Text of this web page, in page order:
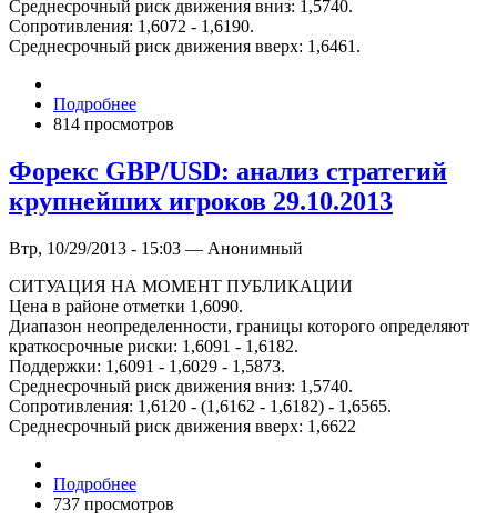
Среднесрочный риск движения вниз: 1,5740.
Сопротивления: 1,6072 - 1,6190.
Среднесрочный риск движения вверх: 1,6461.
Подробнее
814 просмотров
Форекс GBP/USD: анализ стратегий
крупнейших игроков 29.10.2013
Втр, 10/29/2013 - 15:03 — Анонимный
СИТУАЦИЯ НА МОМЕНТ ПУБЛИКАЦИИ
Цена в районе отметки 1,6090.
Диапазон неопределенности, границы которого определяют
краткосрочные риски: 1,6091 - 1,6182.
Поддержки: 1,6091 - 1,6029 - 1,5873.
Среднесрочный риск движения вниз: 1,5740.
Сопротивления: 1,6120 - (1,6162 - 1,6182) - 1,6565.
Среднесрочный риск движения вверх: 1,6622
Подробнее
737 просмотров